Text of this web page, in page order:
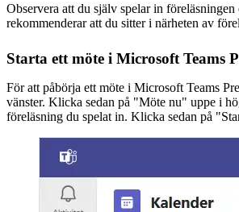
Observera att du själv spelar in
rekommenderar att du sitter i närheten av
Starta ett möte i Microsoft Teams
För att påbörja ett möte i Microsoft Teams
vänster. Klicka sedan på "Möte nu" uppe i
föreläsning du spelat in. Klicka sedan på